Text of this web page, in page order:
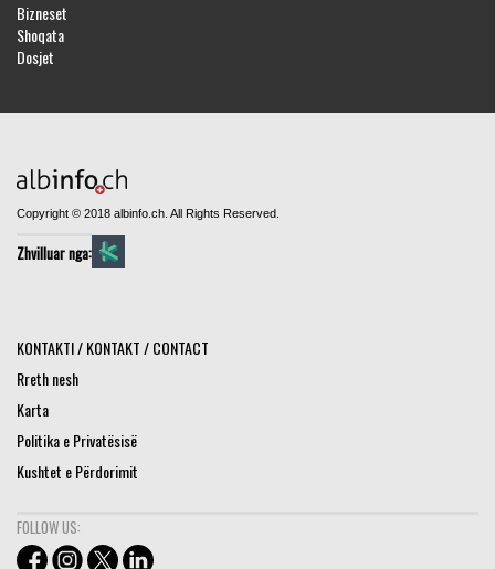
Bizneset
Shoqata
Dosjet
Copyright © 2018 albinfo.ch. All Rights Reserved.
Zhvilluar nga:
KONTAKTI / KONTAKT / CONTACT
Rreth nesh
Karta
Politika e Privatësisë
Kushtet e Përdorimit
FOLLOW US: